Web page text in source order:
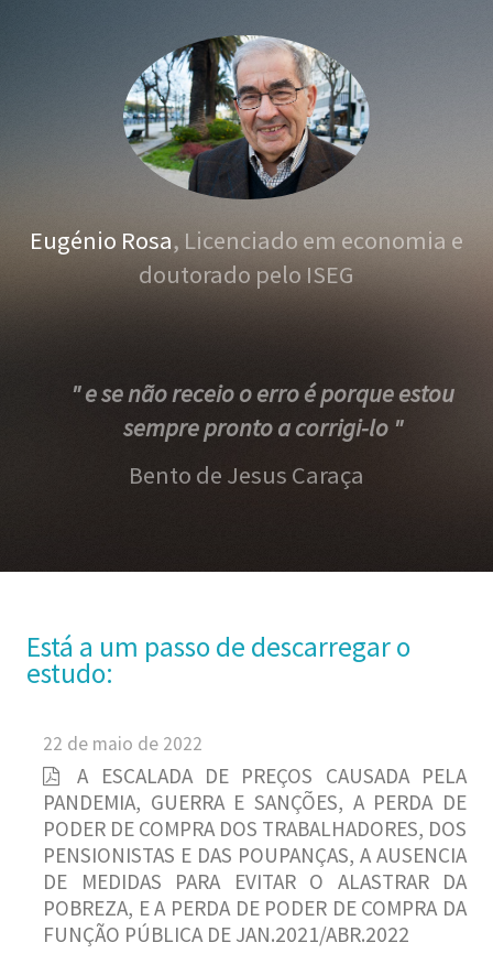
Eugénio Rosa, Licenciado em economia e
doutorado pelo ISEG
" e se não receio o erro é porque estou
sempre pronto a corrigi-lo "
Bento de Jesus Caraça
Está a um passo de descarregar o
estudo:
22 de maio de 2022
A ESCALADA DE PREÇOS CAUSADA PELA
PANDEMIA, GUERRA E SANÇÕES, A PERDA DE
PODER DE COMPRA DOS TRABALHADORES, DOS
PENSIONISTAS E DAS POUPANÇAS, A AUSENCIA
DE MEDIDAS PARA EVITAR O ALASTRAR DA
POBREZA, E A PERDA DE PODER DE COMPRA DA
FUNÇÃO PÚBLICA DE JAN.2021/ABR.2022